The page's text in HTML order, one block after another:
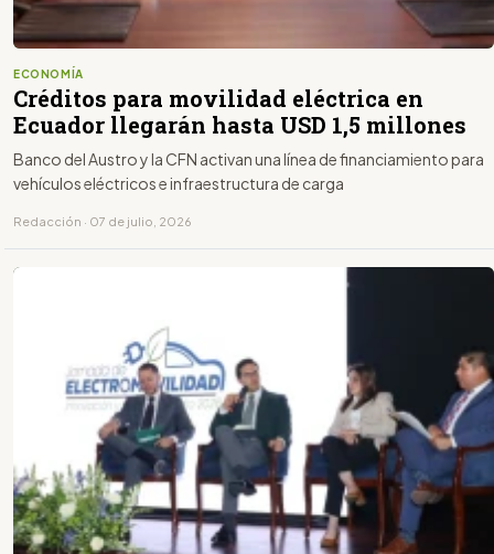
ECONOMÍA
Créditos para movilidad eléctrica en
Ecuador llegarán hasta USD 1,5 millones
Banco del Austro y la CFN activan una línea de financiamiento para
vehículos eléctricos e infraestructura de carga
Redacción · 07 de julio, 2026